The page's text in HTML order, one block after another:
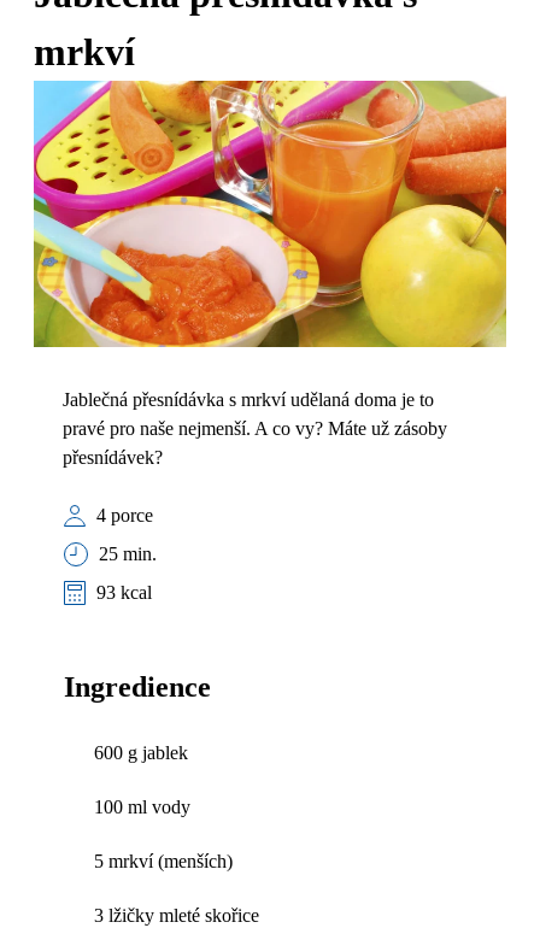
mrkví
Jablečná přesnídávka s mrkví udělaná doma je to
pravé pro naše nejmenší. A co vy? Máte už zásoby
přesnídávek?
4 porce
25 min.
93 kcal
Ingredience
600 g jablek
100 ml vody
5 mrkví (menších)
3 lžičky mleté skořice